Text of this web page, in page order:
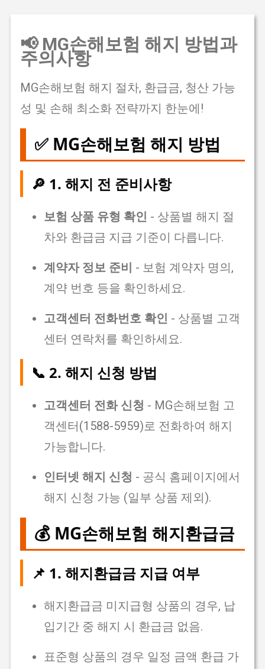
📢 MG손해보험 해지 방법과
주의사항
MG손해보험 해지 절차, 환급금, 청산 가능
성 및 손해 최소화 전략까지 한눈에!
✅ MG손해보험 해지 방법
🔎 1. 해지 전 준비사항
보험 상품 유형 확인 - 상품별 해지 절
차와 환급금 지급 기준이 다릅니다.
계약자 정보 준비 - 보험 계약자 명의,
계약 번호 등을 확인하세요.
고객센터 전화번호 확인 - 상품별 고객
센터 연락처를 확인하세요.
📞 2. 해지 신청 방법
고객센터 전화 신청 - MG손해보험 고
객센터(1588-5959)로 전화하여 해지
가능합니다.
인터넷 해지 신청 - 공식 홈페이지에서
해지 신청 가능 (일부 상품 제외).
💰 MG손해보험 해지환급금
📌 1. 해지환급금 지급 여부
해지환급금 미지급형 상품의 경우, 납
입기간 중 해지 시 환급금 없음.
표준형 상품의 경우 일정 금액 환급 가